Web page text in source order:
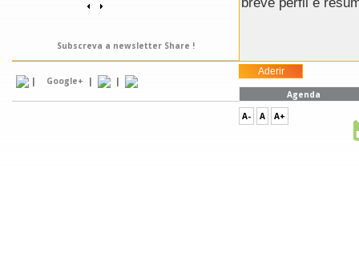
Subscreva a newsletter Share !
| Google+ | |
Agenda
A-
A A+